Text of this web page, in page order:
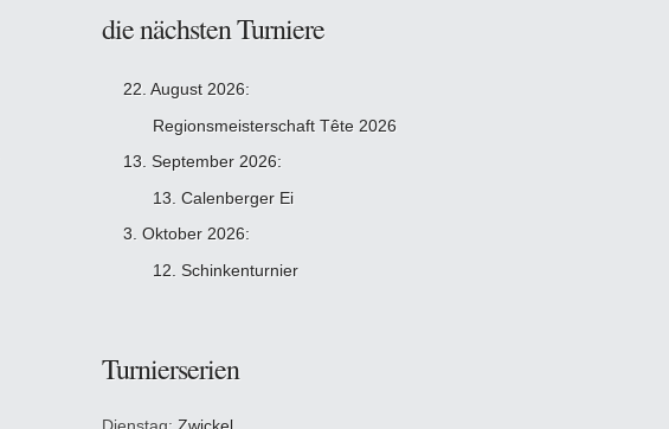
die nächsten Turniere
22. August 2026:
Regionsmeisterschaft Tête 2026
13. September 2026:
13. Calenberger Ei
3. Oktober 2026:
12. Schinkenturnier
Turnierserien